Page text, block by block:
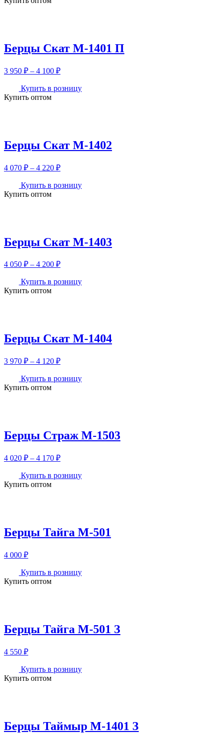
Берцы Скат М-1401 П
3 950 ₽ – 4 100 ₽Диапазон
3
Купить в розницу
Купить оптом
Берцы Скат М-1402
4 070 ₽ – 4 220 ₽Диапазон
4
Купить в розницу
Купить оптом
Берцы Скат М-1403
4 050 ₽ – 4 200 ₽Диапазон
4
Купить в розницу
Купить оптом
Берцы Скат М-1404
3 970 ₽ – 4 120 ₽Диапазон
3
Купить в розницу
Купить оптом
Берцы Страж М-1503
4 020 ₽ – 4 170 ₽Диапазон
4
Купить в розницу
Купить оптом
Берцы Тайга М-501
4 000 ₽
Купить в розницу
Купить оптом
Берцы Тайга М-501 З
4 550 ₽
Купить в розницу
Купить оптом
Берцы Таймыр М-1401 З